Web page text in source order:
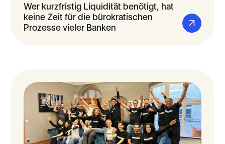
Wer kurzfristig Liquidität benötigt, hat
keine Zeit für die bürokratischen
Prozesse vieler Banken